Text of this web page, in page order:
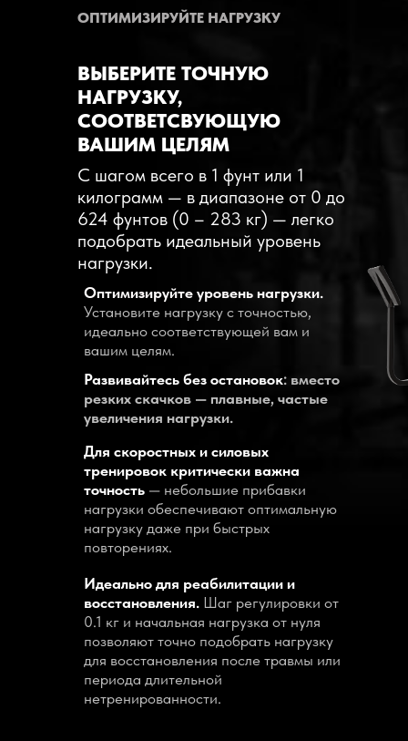
Оптимизируйте уровень нагрузки.
Установите нагрузку с точностью,
идеально соответствующей вам и
вашим целям.
Для скоростных и силовых
тренировок критически важна
точность — небольшие прибавки
нагрузки обеспечивают оптимальную
нагрузку даже при быстрых
повторениях.
Идеально для реабилитации и
восстановления. Шаг регулировки от
0.1 кг и начальная нагрузка от нуля
позволяют точно подобрать нагрузку
для восстановления после травмы или
периода длительной
нетренированности.
Развивайтесь без остановок: вместо
резких скачков — плавные, частые
увеличения нагрузки.
ВЫБЕРИТЕ ТОЧНУЮ
НАГРУЗКУ,
СООТВЕТСВУЮЩУЮ
ВАШИМ ЦЕЛЯМ
ОПТИМИЗИРУЙТЕ НАГРУЗКУ
С шагом всего в 1 фунт или 1
килограмм — в диапазоне от 0 до
624 фунтов (0 – 283 кг) — легко
подобрать идеальный уровень
нагрузки.